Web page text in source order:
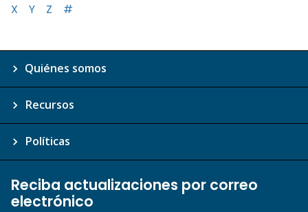
X
Y Z #
Quiénes somos
Recursos
Políticas
Reciba actualizaciones por correo
electrónico